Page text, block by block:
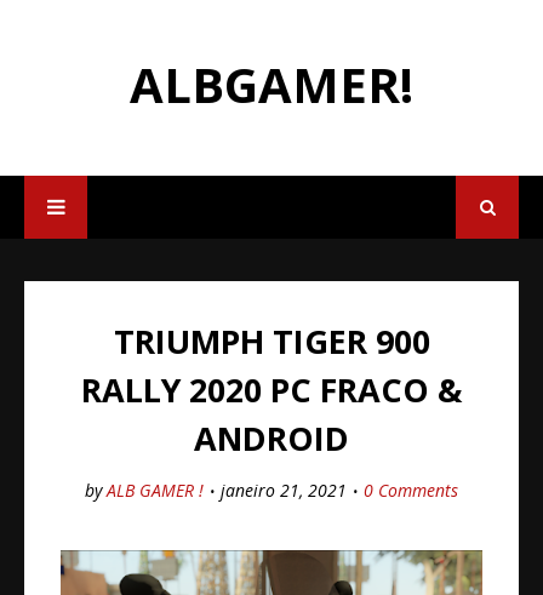
ALBGAMER!
TRIUMPH TIGER 900
RALLY 2020 PC FRACO &
ANDROID
by ALB GAMER ! janeiro 21, 2021 0 Comments